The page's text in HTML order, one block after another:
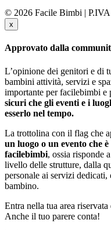
© 2026 Facile Bimbi | P.IVA
x
Approvato dalla
L’opinione dei genitori e di
bambini attività, servizi e
importante per facilebimbi
sicuri che gli eventi e i
esserlo nel tempo.
La trottolina con il flag che
un luogo o un evento che
facilebimbi, ossia risponde
livello delle strutture, dalla
personale ai servizi
bambino.
Entra nella tua area riservata
Anche il tuo parere conta!